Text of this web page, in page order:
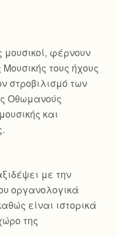
μουσικοί, φέρνουν
τους ήχους
στροβιλισμό των
Οθωμανούς
και
με την
οργανολογικά
είναι ιστορικά
της